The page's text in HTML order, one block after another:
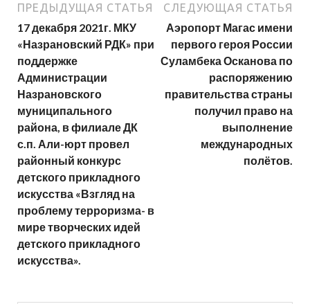
ПРЕДЫДУЩАЯ СТАТЬЯ
17 декабря 2021г. МКУ
«Назрановский РДК» при
поддержке
Администрации
Назрановского
муниципального
района, в филиале ДК
с.п. Али-юрт провел
районный конкурс
детского прикладного
искусства «Взгляд на
проблему терроризма- в
мире творческих идей
детского прикладного
искусства».
СЛЕДУЮЩАЯ СТАТЬЯ
Аэропорт Магас имени
первого героя России
Суламбека Осканова по
распоряжению
правительства страны
получил право на
выполнение
международных
полётов.